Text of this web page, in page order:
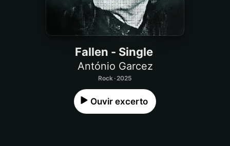
Fallen - Single
António Garcez
Rock · 2025
Ouvir excerto